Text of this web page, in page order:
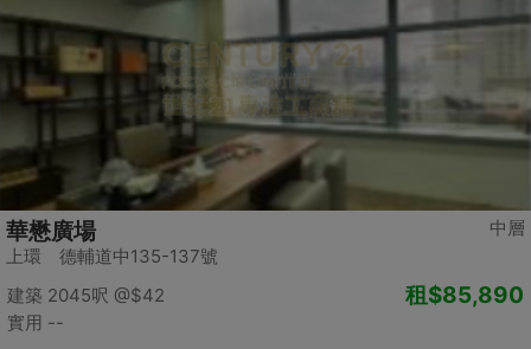
中層
華懋廣場
上環 德輔道中135-137號
建築 2045呎 @$42
實用 --
租$85,890